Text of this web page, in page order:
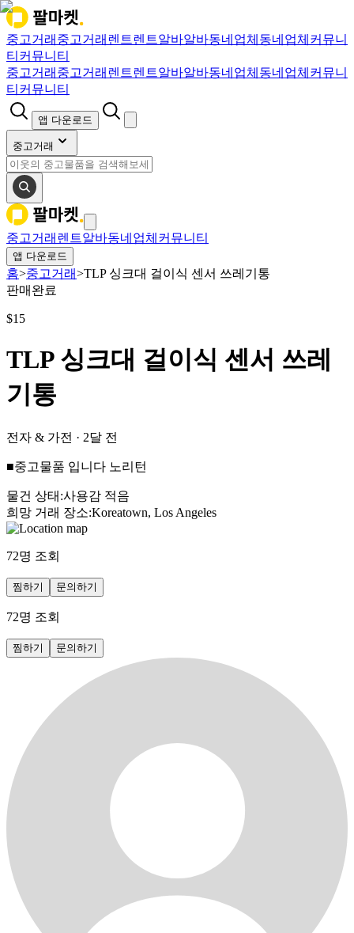
중고거래 중고거래 렌트렌트알바알바동네업체 동네업체 커뮤니
티 커뮤니티
중고거래 중고거래 렌트렌트알바알바동네업체 동네업체 커뮤니
티 커뮤니티
앱 다운로드
중고거래
중고거래 렌트알바동네업체 커뮤니티
앱 다운로드
홈>중고거래>TLP 싱크대 걸이식 센서 쓰레기통
판매완료
$15
TLP 싱크대 걸이식 센서 쓰레
기통
전자 & 가전 · 2달 전
■중고물품 입니다 노리턴
물건 상태 :사용감 적음
희망 거래 장소:Koreatown, Los Angeles
72명 조회
찜하기 문의하기
72명 조회
찜하기 문의하기